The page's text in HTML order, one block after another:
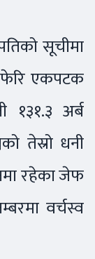
सूचीमा
फेरि एकपटक
१३१.३ अर्ब
तेस्रो धनी
रहेका जेफ
वर्चस्व